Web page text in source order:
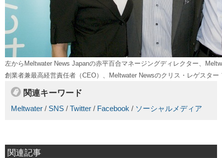
左からMeltwater News Japanの赤平百合マネージングディレクター、
創業者兼最高経営責任者（CEO）、Meltwater Newsのクリス・レゲスタ
関連キーワード
Meltwater / SNS / Twitter / Facebook / ソーシャルメディア
関連記事